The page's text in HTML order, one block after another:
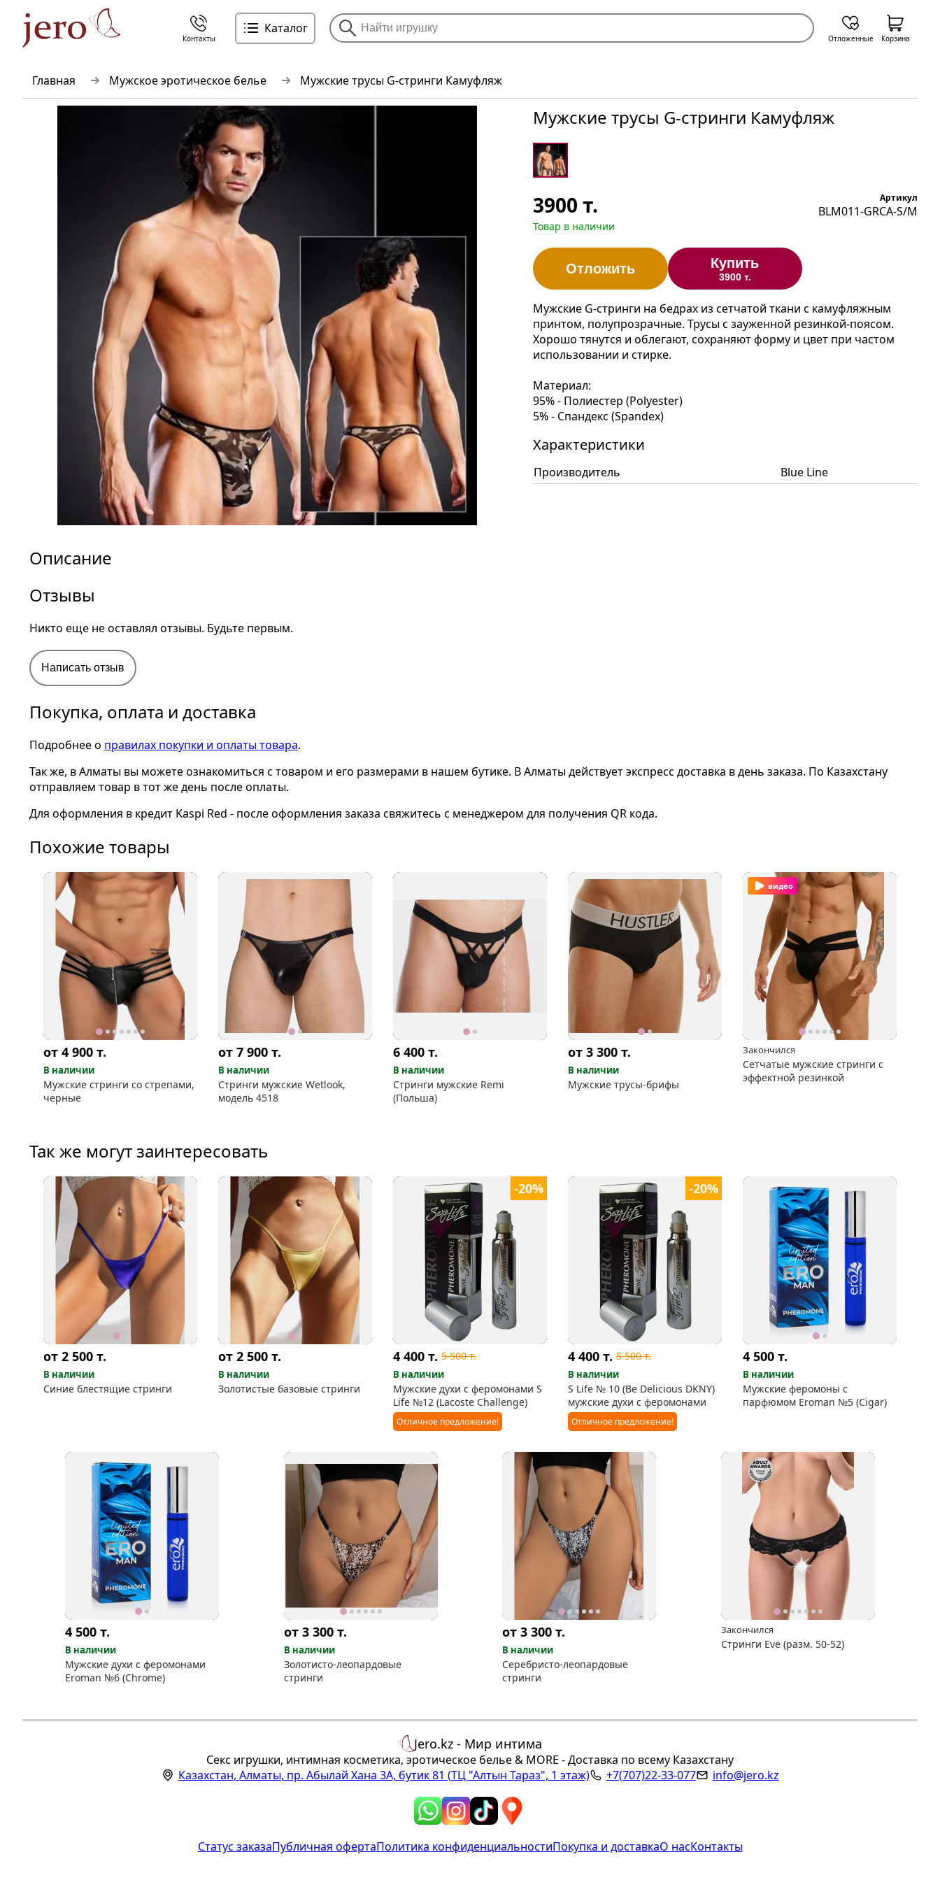
Главная Мужское эротическое белье Мужские трусы G-стринги Камуфляж
Мужские трусы G-стринги Камуфляж
3900 т.
Товар в наличии
Артикул
BLM011-GRCA-S/M
Отложить Купить
3900 т.
Мужские G-стринги на бедрах из сетчатой ткани с камуфляжным
принтом, полупрозрачные. Трусы с зауженной резинкой-поясом.
Хорошо тянутся и облегают, сохраняют форму и цвет при частом
использовании и стирке.
Материал:
95% - Полиестер (Polyester)
5% - Спандекс (Spandex)
Характеристики
Производитель Blue Line
Описание
Отзывы
Никто еще не оставлял отзывы. Будьте первым.
Написать отзыв
Покупка, оплата и доставка
Подробнее о правилах покупки и оплаты товара.
Так же, в Алматы вы можете ознакомиться с товаром и его размерами в нашем бутике. В Алматы действует экспресс доставка в день заказа. По Казахстану
отправляем товар в тот же день после оплаты.
Для оформления в кредит Kaspi Red - после оформления заказа свяжитесь с менеджером для получения QR кода.
Похожие товары
от 4 900 т.
В наличии
Мужские стринги со стрепами,
черные
от 7 900 т.
В наличии
Стринги мужские Wetlook,
модель 4518
6 400 т.
В наличии
Стринги мужские Remi
(Польша)
от 3 300 т.
В наличии
Мужские трусы-брифы
видео
Закончился
Сетчатые мужские стринги с
эффектной резинкой
Так же могут заинтересовать
от 2 500 т.
В наличии
Синие блестящие стринги
от 2 500 т.
В наличии
Золотистые базовые стринги
-20%
4 400 т. 5 500т.
В наличии
Мужские духи с феромонами S
Life №12 (Lacoste Challenge)
Отличное предложение!
-20%
4 400 т. 5 500т.
В наличии
S Life № 10 (Be Delicious DKNY)
мужские духи с феромонами
Отличное предложение!
4 500 т.
В наличии
Мужские феромоны с
парфюмом Eroman №5 (Cigar)
4 500т.
В наличии
Мужские духи с феромонами
Eroman №6 (Chrome)
от 3 300 т.
В наличии
Золотисто-леопардовые
стринги
от 3 300т.
В наличии
Серебристо-леопардовые
стринги
Закончился
Стринги Eve (разм. 50-52)
Контакты
Каталог
Отложенные Корзина
Jero.kz - Мир интима
Секс игрушки, интимная косметика, эротическое белье & MORE - Доставка по всему Казахстану
Казахстан, Алматы, пр. Абылай Хана 3А, бутик 81 (ТЦ "Алтын Тараз", 1 этаж) +7(707)22-33-077 info@jero.kz
Статус заказаПубличная офертаПолитика конфиденциальностиПокупка и доставкаО насКонтакты